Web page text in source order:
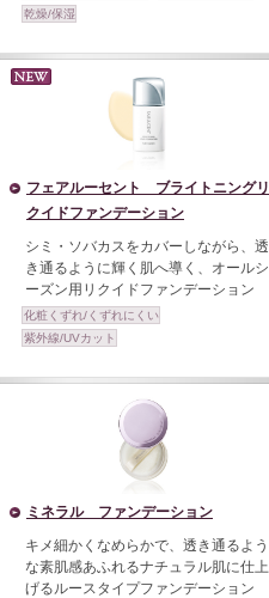
乾燥/保湿
フェアルーセント ブライトニングリ
クイドファンデーション
シミ・ソバカスをカバーしながら、透
き通るように輝く肌へ導く、オールシ
ーズン用リクイドファンデーション
化粧くずれ/くずれにくい
紫外線/UVカット
ミネラル ファンデーション
キメ細かくなめらかで、透き通るよう
な素肌感あふれるナチュラル肌に仕上
げるルースタイプファンデーション